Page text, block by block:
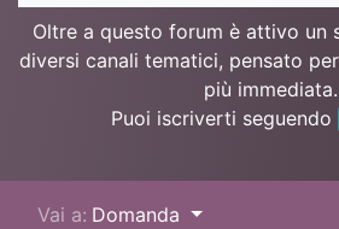
Oltre a questo forum è attivo un
diversi canali tematici, pensato
più immediata.
Puoi iscriverti seguendo
Vai a: Domanda